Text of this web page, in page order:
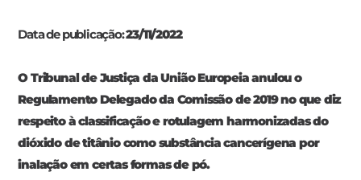
Data de publicação:23/11/2022
O Tribunal de Justiça da União Europeia anulou o
Regulamento Delegado da Comissão de 2019 no que diz
respeito à classificação e rotulagem harmonizadas do
dióxido de titânio como substância cancerígena por
inalação em certas formas de pó.